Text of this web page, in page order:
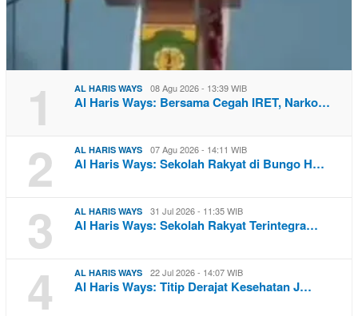
1 AL HARIS WAYS 08 Agu 2026 - 13:39 WIB
Al Haris Ways: Bersama Cegah IRET, Narko…
2 AL HARIS WAYS 07 Agu 2026 - 14:11 WIB
Al Haris Ways: Sekolah Rakyat di Bungo H…
3 AL HARIS WAYS 31 Jul 2026 - 11:35 WIB
Al Haris Ways: Sekolah Rakyat Terintegra…
4 AL HARIS WAYS 22 Jul 2026 - 14:07 WIB
Al Haris Ways: Titip Derajat Kesehatan J…